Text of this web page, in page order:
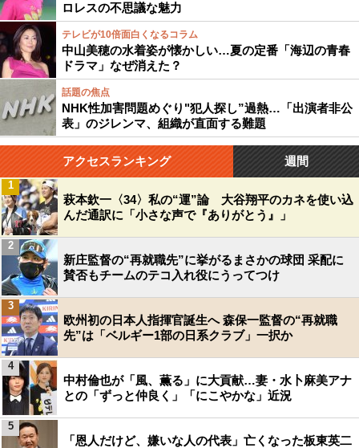
ロレスの不思議な魅力
テレビが10倍面白くなるコラム
中山美穂の水着姿が懐かしい…夏の定番「海辺の青春
ドラマ」なぜ消えた？
話題の焦点
NHK性加害問題めぐり"犯人探し”過熱…「出演者非公
表」のジレンマ、組織が直面する難題
アクセスランキング 週間
萩本欽一〈34〉私の“運”論 大谷翔平のカネを使い込
んだ通訳に「小さな声で『ありがとう』」
1
新庄監督の“再就職先”に挙がるまさかの球団 采配に
賛否もチームのテコ入れ役にうってつけ
2
欧州初の日本人指揮官誕生へ 森保一監督の“再就職
先”は「ベルギー1部の日系クラブ」一択か
3
中村倫也が「風、薫る」に大貢献…妻・水卜麻美アナ
との「ずっと仲良く」「にこやかな」近況
4
「恩人だけど、嫌いな人の代表」亡くなった板東英二
5